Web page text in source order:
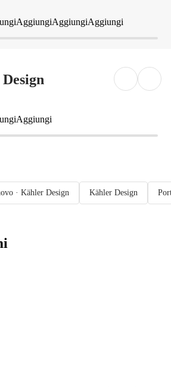
AggiungiAggiungiAggiungi
Aggiungi
· Kähler Design Kähler Design